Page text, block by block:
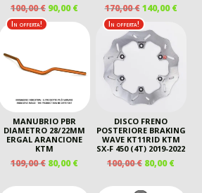
€.
100,00€ IL
PREZZO
ORIGINALE
90,00€IL
PREZZO
ATTUALE
90,00 €.
170,00€ IL
PREZZO
ORIGINALE
ERA:
170,00 €.
140,00€IL
In offerta!
MANUBRIO PBR
DIAMETRO 28/22MM
ERGAL ARANCIONE
KTM
109,00€ IL
ORIGINALE
80,00€IL
ATTUALE
In offerta!
DISCO FRENO
POSTERIORE BRAKING
WAVE KT11RID KTM
SX-F 450 (4T) 2019-2022
100,00€ IL
ORIGINALE
80,00€IL